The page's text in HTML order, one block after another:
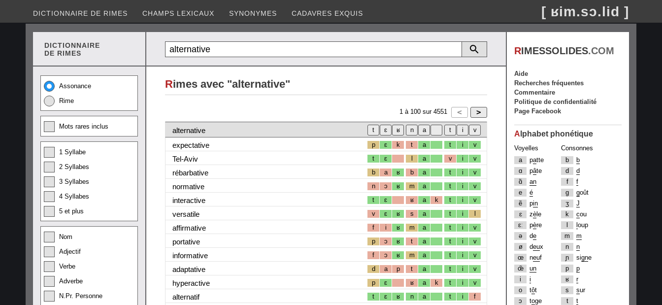
DICTIONNAIRE DE RIMES CHAMPS LEXICAUX SYNONYMES CADAVRES EXQUIS [ ʁim.sɔ.lid ]
DICTIONNAIRE
DE RIMES
Assonance
Rime
Mots rares inclus
1 Syllabe
2 Syllabes
3 Syllabes
4 Syllabes
5 et plus
Nom
Adjectif
Verbe
Adverbe
N.Pr. Personne
Rimes avec "alternative"
1 à 100 sur 4551
alternative
expectative
p ɛ k t a t i v
Tel-Aviv t ɛ l a v i v
rébarbative b a ʁ b a t i v
normative n ɔ ʁ m a t i v
interactive t ɛ ʁ a k t i v
versatile v ɛ ʁ s a t i l
affirmative f i ʁ m a t i v
portative p ɔ ʁ t a t i v
informative f ɔ ʁ m a t i v
adaptative d a p t a t i v
hyperactive p ɛ ʁ a k t i v
alternatif t ɛ ʁ n a t i f
RIMESSOLIDES.COM
Aide
Recherches fréquentes
Commentaire
Politique de confidentialité
Page Facebook
A lphabet phonétique
Voyelles
a
patte
ɑ
pâte
ɑ̃
an
e
é
ẽ
pin
ɛ
zè le
ɛː
père
ə
de
ø
deux
œ
neuf
œ̃
un
i
i
o
tôt
ɔ
toge
Consonnes
b
b
d
d
f
f
g
goût
ʒ
J
k
cou
oup
m
m
n
n
ɲ
signe
p
p
ʁ
r
s
sur
t
t